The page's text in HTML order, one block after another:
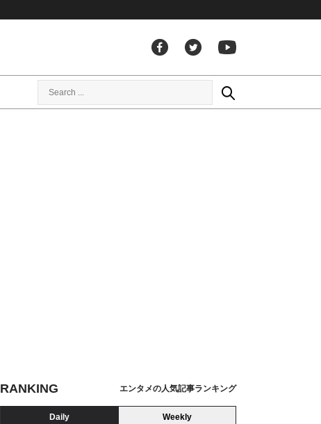
RANKING エンタメの人気記事ランキング
Daily Weekly